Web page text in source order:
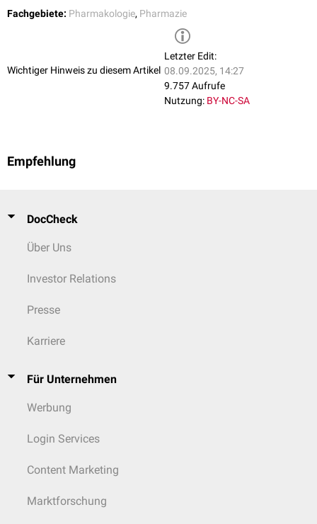
Bereich können an Kristallisationskeimen sehr feine Pellets
Herstellung von Minitabletten: Die Herstellung erfolgt wie die von
, nur dass Presswerkzeuge in Form der Pellets verwendet
werden.
Fachgebiete: Pharmakologie, Pharmazie
Wichtiger Hinweis zu diesem Artikel
Letzter Edit:
08.09.2025, 14:27
9.757 Aufrufe
Nutzung: BY-NC-SA
Empfehlung
DocCheck
Über Uns
Investor Relations
Presse
Karriere
Für Unternehmen
Werbung
Login Services
Content Marketing
Marktforschung